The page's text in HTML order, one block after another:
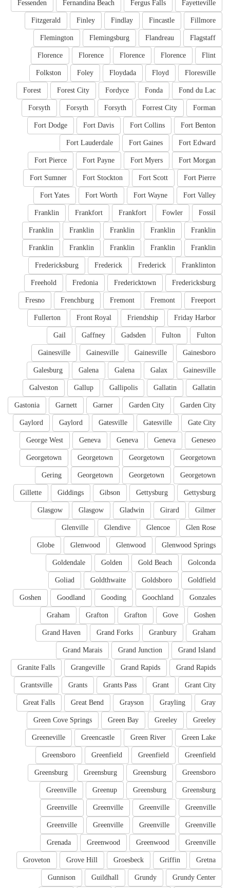
Fayetteville
Fergus Falls
Fernandina Beach
Fessenden
Fillmore
Fincastle
Findlay
Finley
Fitzgerald
Flagstaff
Flandreau
Flemingsburg
Flemington
Flint
Florence
Florence
Florence
Florence
Floresville
Floyd
Floydada
Foley
Folkston
Fond du Lac
Fonda
Fordyce
Forest City
Forest
Forman
Forrest City
Forsyth
Forsyth
Forsyth
Fort Benton
Fort Collins
Fort Davis
Fort Dodge
Fort Edward
Fort Gaines
Fort Lauderdale
Fort Morgan
Fort Myers
Fort Payne
Fort Pierce
Fort Pierre
Fort Scott
Fort Stockton
Fort Sumner
Fort Valley
Fort Wayne
Fort Worth
Fort Yates
Fossil
Fowler
Frankfort
Frankfort
Franklin
Franklin
Franklin
Franklin
Franklin
Franklin
Franklin
Franklin
Franklin
Franklin
Franklin
Franklinton
Frederick
Frederick
Fredericksburg
Fredericksburg
Fredericktown
Fredonia
Freehold
Freeport
Fremont
Fremont
Frenchburg
Fresno
Friday Harbor
Friendship
Front Royal
Fullerton
Fulton
Fulton
Gadsden
Gaffney
Gail
Gainesboro
Gainesville
Gainesville
Gainesville
Gainesville
Galax
Galena
Galena
Galesburg
Gallatin
Gallatin
Gallipolis
Gallup
Galveston
Garden City
Garden City
Garner
Garnett
Gastonia
Gate City
Gatesville
Gatesville
Gaylord
Gaylord
Geneseo
Geneva
Geneva
Geneva
George West
Georgetown
Georgetown
Georgetown
Georgetown
Georgetown
Georgetown
Georgetown
Gering
Gettysburg
Gettysburg
Gibson
Giddings
Gillette
Gilmer
Girard
Gladwin
Glasgow
Glasgow
Glen Rose
Glencoe
Glendive
Glenville
Glenwood Springs
Glenwood
Glenwood
Globe
Golconda
Gold Beach
Golden
Goldendale
Goldfield
Goldsboro
Goldthwaite
Goliad
Gonzales
Goochland
Gooding
Goodland
Goshen
Goshen
Gove
Grafton
Grafton
Graham
Graham
Granbury
Grand Forks
Grand Haven
Grand Island
Grand Junction
Grand Marais
Grand Rapids
Grand Rapids
Grangeville
Granite Falls
Grant City
Grant
Grants Pass
Grants
Grantsville
Gray
Grayling
Grayson
Great Bend
Great Falls
Greeley
Greeley
Green Bay
Green Cove Springs
Green Lake
Green River
Greencastle
Greeneville
Greenfield
Greenfield
Greenfield
Greensboro
Greensboro
Greensburg
Greensburg
Greensburg
Greensburg
Greensburg
Greenup
Greenville
Greenville
Greenville
Greenville
Greenville
Greenville
Greenville
Greenville
Greenville
Greenville
Greenwood
Greenwood
Grenada
Gretna
Griffin
Groesbeck
Grove Hill
Groveton
Grundy Center
Grundy
Guildhall
Gunnison